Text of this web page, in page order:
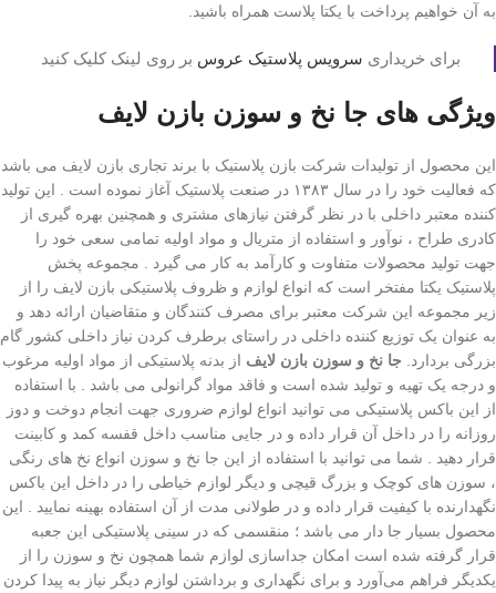
به آن خواهیم پرداخت با یکتا پلاست همراه باشید.
برای خریداری سرویس پلاستیک عروس بر روی لینک کلیک کنید
ویژگی‌ های جا نخ و سوزن بازن لایف
این محصول از تولیدات شرکت بازن پلاستیک با برند تجاری بازن لایف می باشد
که فعالیت خود را در سال ۱۳۸۳ در صنعت پلاستیک آغاز نموده است . این تولید
کننده معتبر داخلی با در نظر گرفتن نیازهای مشتری و همچنین بهره گیری از
کادری طراح ، نوآور و استفاده از متریال و مواد اولیه تمامی سعی خود را
جهت تولید محصولات متفاوت و کارآمد به کار می گیرد . مجموعه پخش
پلاستیک یکتا مفتخر است که انواع لوازم و ظروف پلاستیکی بازن لایف را از
زیر مجموعه این شرکت معتبر برای مصرف کنندگان و متقاضیان ارائه دهد و
به عنوان یک توزیع کننده داخلی در راستای برطرف کردن نیاز داخلی کشور گام
بزرگی بردارد. جا نخ و سوزن بازن لایف از بدنه پلاستیکی از مواد اولیه مرغوب
و درجه یک تهیه و تولید شده است و فاقد مواد گرانولی می‌ باشد . با استفاده
از این باکس پلاستیکی می توانید انواع لوازم ضروری جهت انجام دوخت و دوز
روزانه را در داخل آن قرار داده و در جایی مناسب داخل قفسه کمد و کابینت
قرار دهید . شما می توانید با استفاده از این جا نخ و سوزن انواع نخ های رنگی
، سوزن های کوچک و بزرگ قیچی و دیگر لوازم خیاطی را در داخل این باکس
نگهدارنده با کیفیت قرار داده و در طولانی مدت از آن استفاده بهینه نمایید . این
محصول بسیار جا دار می باشد ؛ منقسمی که در سینی پلاستیکی این جعبه
قرار گرفته شده است امکان جداسازی لوازم شما همچون نخ و سوزن را از
یکدیگر فراهم می‌آورد و برای نگهداری و برداشتن لوازم دیگر نیاز به پیدا کردن